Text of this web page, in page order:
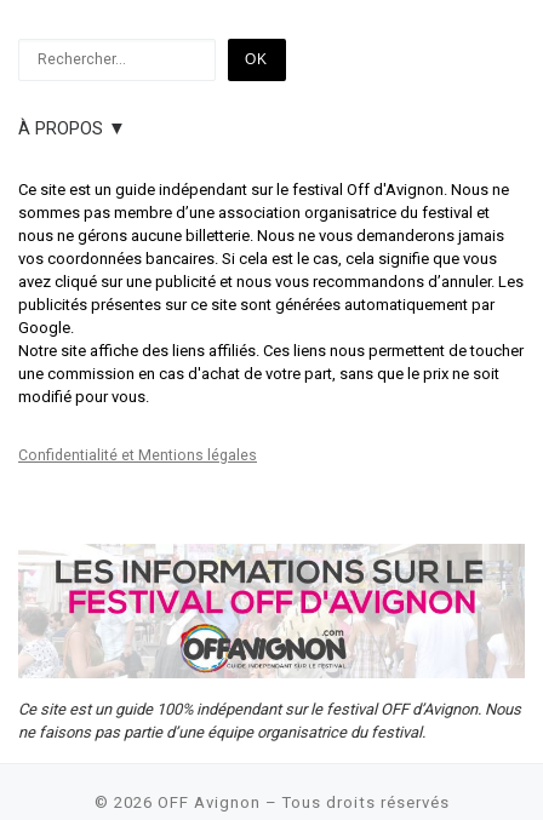
OK
À PROPOS ▼
Ce site est un guide indépendant sur le festival Off d'Avignon. Nous ne
sommes pas membre d’une association organisatrice du festival et
nous ne gérons aucune billetterie. Nous ne vous demanderons jamais
vos coordonnées bancaires. Si cela est le cas, cela signifie que vous
avez cliqué sur une publicité et nous vous recommandons d’annuler. Les
publicités présentes sur ce site sont générées automatiquement par
Google.
Notre site affiche des liens affiliés. Ces liens nous permettent de toucher
une commission en cas d'achat de votre part, sans que le prix ne soit
modifié pour vous.
Confidentialité et Mentions légales
Ce site est un guide 100% indépendant sur le festival OFF d’Avignon. Nous
ne faisons pas partie d’une équipe organisatrice du festival.
© 2026 OFF Avignon – Tous droits réservés